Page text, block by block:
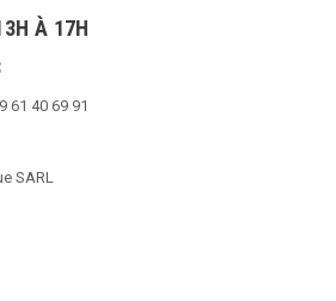
À 17H
61 40 69 91
SARL